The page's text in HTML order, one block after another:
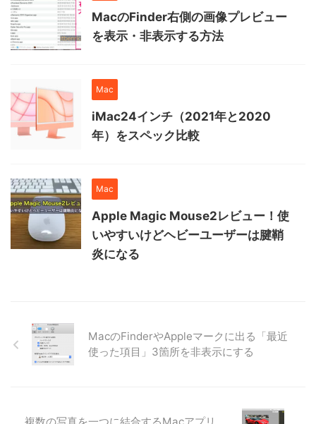
MacのFinder右側の画像プレビュー
を表示・非表示する方法
Mac
iMac24インチ（2021年と2020
年）をスペック比較
Mac
Apple Magic Mouse2レビュー！使
いやすいけどヘビーユーザーは腱鞘
炎になる
MacのFinderやAppleマークに出る「最近
使った項目」3箇所を非表示にする